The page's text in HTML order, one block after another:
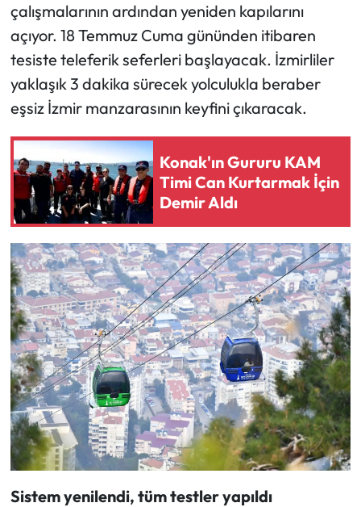
çalışmalarının ardından yeniden kapılarını
açıyor. 18 Temmuz Cuma gününden itibaren
tesiste teleferik seferleri başlayacak. İzmirliler
yaklaşık 3 dakika sürecek yolculukla beraber
eşsiz İzmir manzarasının keyfini çıkaracak.
Konak'ın Gururu KAM
Timi Can Kurtarmak İçin
Demir Aldı
Sistem yenilendi, tüm testler yapıldı